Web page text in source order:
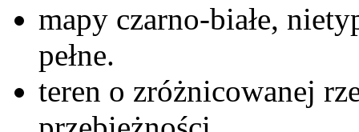
mapy czarno-białe,
pełne.
teren o zróżnicowanej